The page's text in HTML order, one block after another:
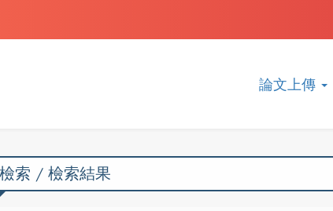
論文上傳
索 / 檢索結果